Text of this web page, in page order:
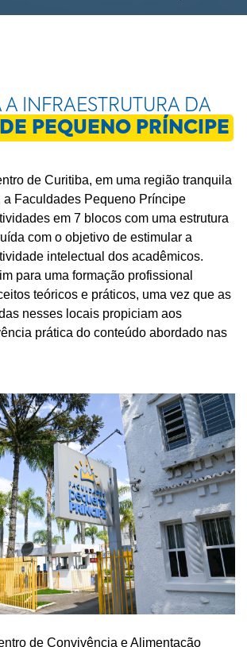
INFRAESTRUTURA DA
PEQUENO PRÍNCIPE
de Curitiba, em uma região tranquila
a Faculdades Pequeno Príncipe
em 7 blocos com uma estrutura
com o objetivo de estimular a
intelectual dos acadêmicos.
para uma formação profissional
teóricos e práticos, uma vez que as
nesses locais propiciam aos
prática do conteúdo abordado nas
de Convivência e Alimentação